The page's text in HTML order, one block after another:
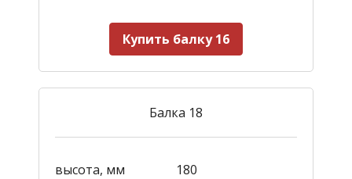
Купить балку 16
Балка 18
высота, мм
180